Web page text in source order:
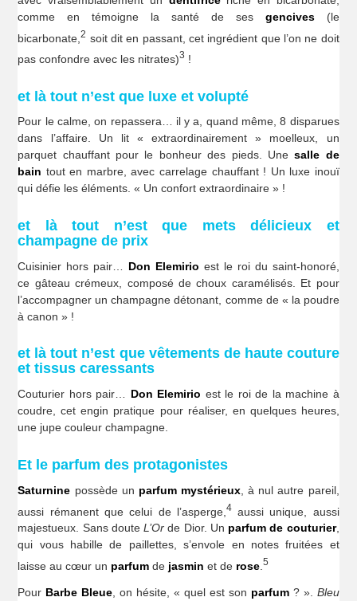
comme en témoigne la santé de ses gencives(le
bicarbonate,2 soit dit en passant, cet ingrédient que l’on ne doit
pas confondre avec les nitrates)3 !
et là tout n’est que luxe et volupté
Pour le calme, on repassera… il y a, quand même, 8 disparues
dans l’affaire. Un lit « extraordinairement » moelleux, un
parquet chauffant pour le bonheur des pieds. Unesalle de
bain tout en marbre, avec carrelage chauffant ! Un luxe inouï
qui défie les éléments. « Un confort extraordinaire » !
et là tout n’est que mets délicieux et
champagne de prix
Cuisinier hors pair… Don Elemirio est le roi du saint-honoré,
ce gâteau crémeux, composé de choux caramélisés. Et pour
l’accompagner un champagne détonant, comme de « la poudre
à canon » !
et là tout n’est que vêtements de haute couture
et tissus caressants
Couturier hors pair… Don Elemirio est le roi de la machine à
coudre, cet engin pratique pour réaliser, en quelques heures,
une jupe couleur champagne.
Et le parfum des protagonistes
Saturnine possède un parfum mystérieux , à nul autre pareil,
aussi rémanent que celui de l’asperge, 4aussi unique, aussi
majestueux. Sans douteL’Or de Dior. Un parfum de couturier,
qui vous habille de paillettes, s’envole en notes fruitées et
laisse au cœur un parfum de jasmin et de rose .5
Pour Barbe Bleue , on hésite, « quel est son parfum? ». Bleu